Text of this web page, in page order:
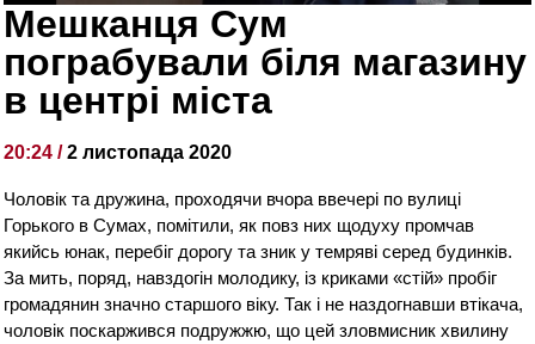
Мешканця Сум
пограбували біля магазину
в центрі міста
20:24 /2 листопада 2020
Чоловік та дружина, проходячи вчора ввечері по вулиці
Горького в Сумах, помітили, як повз них щодуху промчав
якийсь юнак, перебіг дорогу та зник у темряві серед будинків.
За мить, поряд, навздогін молодику, із криками «стій» пробіг
громадянин значно старшого віку. Так і не наздогнавши втікача,
чоловік поскаржився подружжю, що цей зловмисник хвилину